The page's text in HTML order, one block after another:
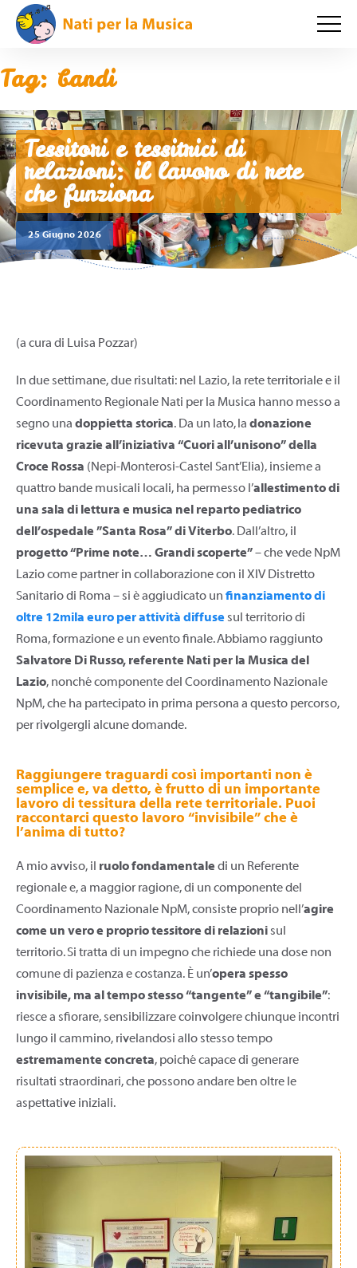
Tag: bandi
Tessitori e tessitrici di
relazioni: il lavoro di rete
che funziona
25 Giugno 2026
(a cura di Luisa Pozzar)
In due settimane, due risultati: nel Lazio, la rete territoriale e il
Coordinamento Regionale Nati per la Musica hanno messo a
segno una doppietta storica. Da un lato, la donazione
ricevuta grazie all’iniziativa “Cuori all’unisono” della
Croce Rossa (Nepi-Monterosi-Castel Sant’Elia), insieme a
quattro bande musicali locali, ha permesso l’allestimento di
una sala di lettura e musica nel reparto pediatrico
dell’ospedale ”Santa Rosa” di Viterbo. Dall’altro, il
progetto “Prime note… Grandi scoperte”– che vede NpM
Lazio come partner in collaborazione con il XIV Distretto
Sanitario di Roma – si è aggiudicato un finanziamento di
oltre 12mila euro per attività diffusesul territorio di
Roma, formazione e un evento finale. Abbiamo raggiunto
Salvatore Di Russo, referente Nati per la Musica del
Lazio, nonché componente del Coordinamento Nazionale
NpM, che ha partecipato in prima persona a questo percorso,
per rivolgergli alcune domande.
Raggiungere traguardi così importanti non è
semplice e, va detto, è frutto di un importante
lavoro di tessitura della rete territoriale. Puoi
raccontarci questo lavoro “invisibile” che è
l’anima di tutto?
A mio avviso, il ruolo fondamentale di un Referente
regionale e, a maggior ragione, di un componente del
Coordinamento Nazionale NpM, consiste proprio nell’agire
come un vero e proprio tessitore di relazionisul
territorio. Si tratta di un impegno che richiede una dose non
comune di pazienza e costanza. È un’opera spesso
invisibile, ma al tempo stesso “tangente” e “tangibile”:
riesce a sfiorare, sensibilizzare coinvolgere chiunque incontri
lungo il cammino, rivelandosi allo stesso tempo
estremamente concreta, poiché capace di generare
risultati straordinari, che possono andare ben oltre le
aspettative iniziali.